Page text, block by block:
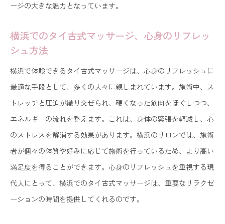
ージの大きな魅力となっています。
横浜でのタイ古式マッサージ、心身のリフレッ
シュ方法
横浜で体験できるタイ古式マッサージは、心身のリフレッシュに
最適な手段として、多くの人々に親しまれています。施術中、ス
トレッチと圧迫が織り交ぜられ、硬くなった筋肉をほぐしつつ、
エネルギーの流れを整えます。これは、身体の緊張を軽減し、心
のストレスを解消する効果があります。横浜のサロンでは、施術
者が個々の体質や好みに応じて施術を行っているため、より高い
満足度を得ることができます。心身のリフレッシュを重視する現
代人にとって、横浜でのタイ古式マッサージは、重要なリラクゼ
ーションの時間を提供してくれるのです。